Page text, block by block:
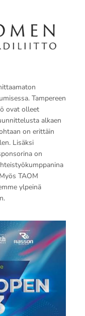
Tampereen
ovat olleet
alkaen
on erittäin
Lisäksi
on
TAOM
ylpeinä